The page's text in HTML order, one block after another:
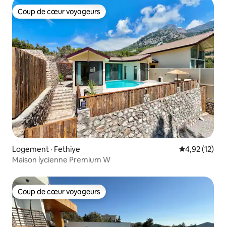
Coup de cœur voyageurs
Coup de cœur voyageurs
Logement · Fethiye Note
4,92 (12)
Maison lycienne Premium W
Coup de cœur voyageurs
Coup de cœur voyageurs